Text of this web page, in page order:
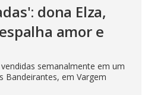
dona Elza,
amor e
semanalmente em um
Bandeirantes, em Vargem